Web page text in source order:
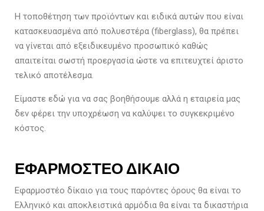
Η τοποθέτηση των προϊόντων και ειδικά αυτών που είναι
κατασκευασμένα από πολυεστέρα (fiberglass), θα πρέπει
να γίνεται από εξειδικευμένο προσωπικό καθώς
απαιτείται σωστή προεργασία ώστε να επιτευχτεί άριστο
τελικό αποτέλεσμα.
Είμαστε εδώ για να σας βοηθήσουμε αλλά η εταιρεία μας
δεν φέρει την υποχρέωση να καλύψει το συγκεκριμένο
κόστος.
ΕΦΑΡΜΟΣΤΕΟ ΔΙΚΑΙΟ
Εφαρμοστέο δίκαιο για τους παρόντες όρους θα είναι το
Ελληνικό και αποκλειστικά αρμόδια θα είναι τα δικαστήρια